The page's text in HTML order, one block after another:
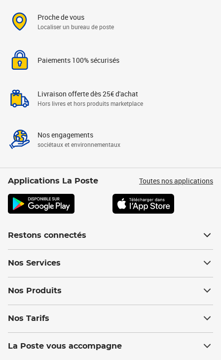
Proche de vous
Localiser un bureau de poste
Paiements 100% sécurisés
Livraison offerte dès 25€ d'achat
Hors livres et hors produits marketplace
Nos engagements
sociétaux et environnementaux
Applications La Poste Toutes nos applications
Restons connectés
Nos Services
Nos Produits
Nos Tarifs
La Poste vous accompagne